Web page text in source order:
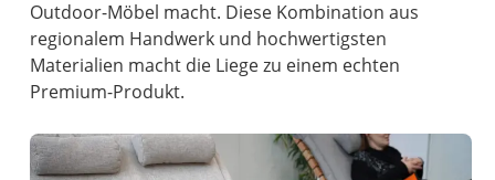
Outdoor-Möbel macht. Diese Kombination aus
regionalem Handwerk und hochwertigsten
Materialien macht die Liege zu einem echten
Premium-Produkt.